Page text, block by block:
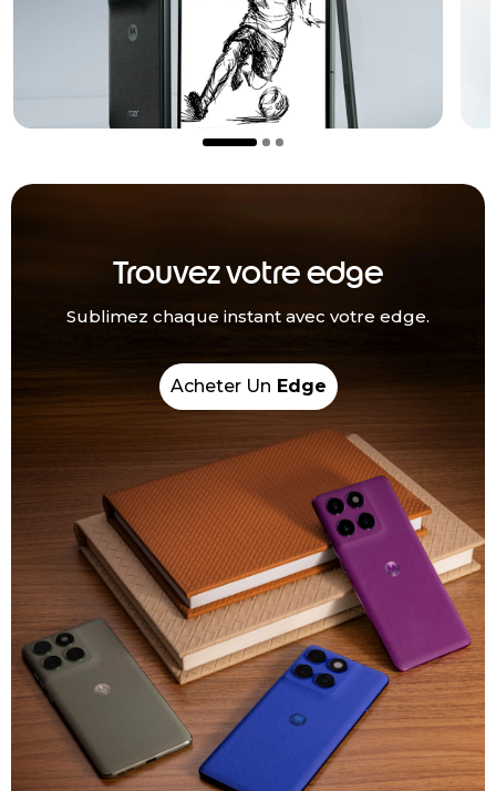
Trouvez votre edge
Sublimez chaque instant avec votre edge.
Acheter Un Edge